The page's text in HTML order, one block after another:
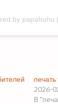
by papahuhu
2026-
В